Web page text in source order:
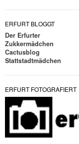
ERFURT BLOGGT
Der Erfurter
Zukkermädchen
Cactusblog
Stattstadtmädchen
ERFURT FOTOGRAFIERT